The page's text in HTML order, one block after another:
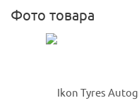
Фото товара